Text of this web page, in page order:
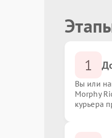
1
Вы или
Morphy
курьера